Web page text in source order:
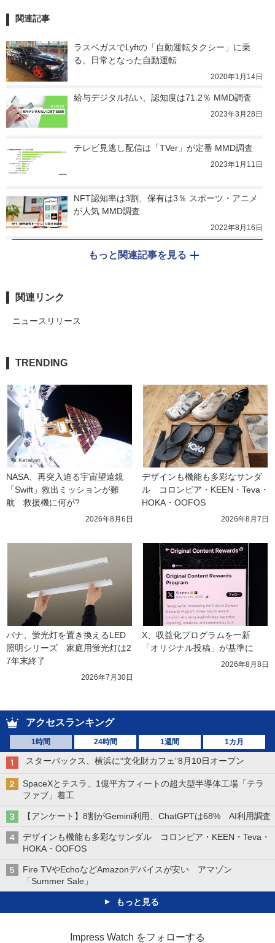
関連記事
ラスベガスでLyftの「自動運転タクシー」に乗
る。日常となった自動運転
2020年1月14日
給与デジタル払い、認知度は71.2％ MMD調査
2023年3月28日
テレビ見逃し配信は「TVer」が定番 MMD調査
2023年1月11日
NFT認知率は3割、保有は3％ スポーツ・アニメ
が人気 MMD調査
2022年8月16日
もっと関連記事を見る
関連リンク
ニュースリリース
TRENDING
NASA、再突入迫る宇宙望遠鏡
「Swift」救出ミッションが難
航　救援機に何が?
2026年8月6日
デザインも機能も多彩なサンダ
ル　コロンビア・KEEN・Teva・
HOKA・OOFOS
2026年8月7日
パナ、蛍光灯を置き換えるLED
照明シリーズ　家庭用蛍光灯は2
7年末終了
2026年7月30日
X、収益化プログラムを一新
「オリジナル投稿」が基準に
2026年8月8日
アクセスランキング
1時間 24時間 1週間 1カ月
スターバックス、横浜に“文化財カフェ”8月10日オープン
SpaceXとテスラ、1億平方フィートの超大型半導体工場「テラ
ファブ」着工
【アンケート】8割がGemini利用、ChatGPTは68% AI利用調査
デザインも機能も多彩なサンダル コロンビア・KEEN・Teva・
HOKA・OOFOS
Fire TVやEchoなどAmazonデバイスが安い アマゾン
「Summer Sale」
もっと見る
Impress Watch をフォローする